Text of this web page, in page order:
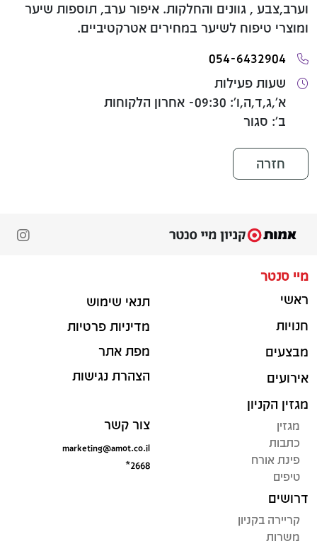
וערב,צבע , גוונים והחלקות. איפור ערב, תוספות שיער
ומוצרי טיפוח לשיער במחירים אטרקטיביים.
054-6432904
שעות פעילות
א',ג,ד,ה,ו': 09:30- אחרון הלקוחות
ב': סגור
חזרה
מיי סנטר
ראשי
חנויות
מבצעים
אירועים
מגזין הקניון
מגזין
כתבות
פינת אורח
טיפים
דרושים
קריירה בקניון
משרות
תנאי שימוש
מדיניות פרטיות
מפת אתר
הצהרת נגישות
צור קשר
marketing@amot.co.il
*2668